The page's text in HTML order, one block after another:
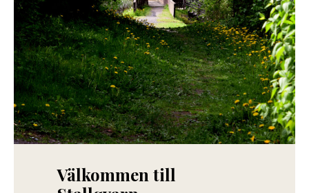
Välkommen till